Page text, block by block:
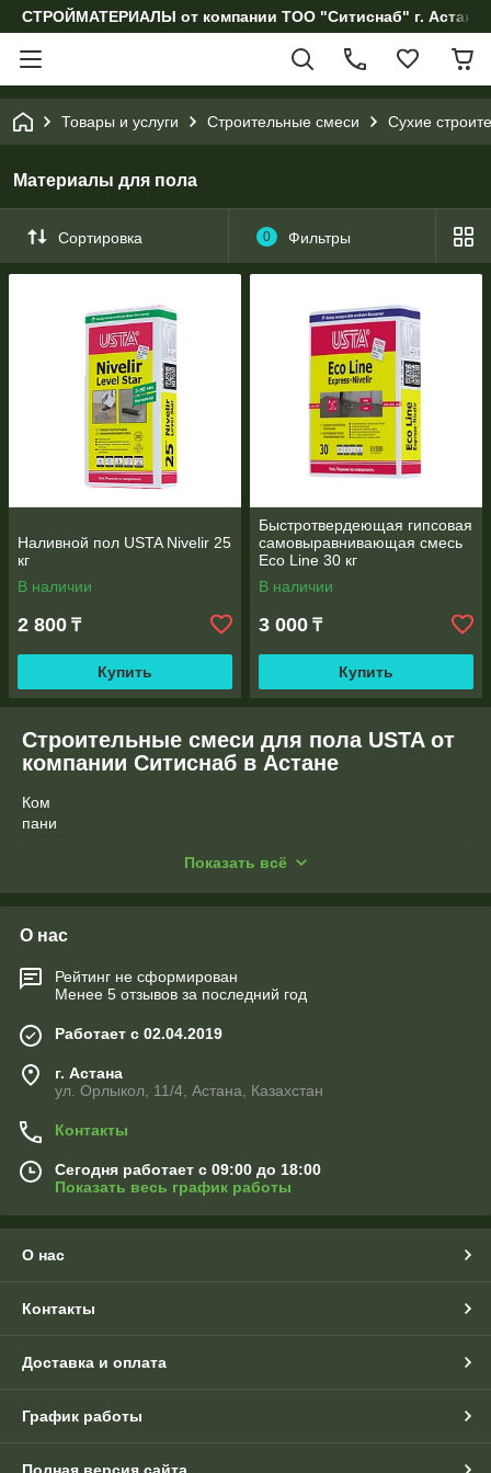
СТРОЙМАТЕРИАЛЫ от компании ТОО "Ситиснаб" г. Астана,
Товары и услуги Строительные смеси Сухие
Материалы для пола
Сортировка 0 Фильтры
Наливной пол USTA Nivelir 25
кг
В наличии
2 800 ₸
Купить
Быстротвердеющая гипсовая
самовыравнивающая смесь
Eco Line 30 кг
В наличии
3 000 ₸
Купить
Строительные смеси для пола USTA от
компании Ситиснаб в Астане
Ком
пани
Аста
пред
став
стро
ител
ьны
и
пола
Составы USTA зарекомендовали себя как эффективные и
поверхностей. В каталоге компании Ситиснаб представлены
Eco Line. Эти смеси обеспечат отличные результаты при
Наливной пол USTA Nivelir 25 кг
Показать всё
О нас
Рейтинг не сформирован
Менее 5 отзывов за последний год
Работает с 02.04.2019
г. Астана
ул. Орлыкол, 11/4, Астана, Казахстан
Контакты
Сегодня работает с 09:00 до 18:00
Показать весь график работы
О нас
Контакты
Доставка и оплата
График работы